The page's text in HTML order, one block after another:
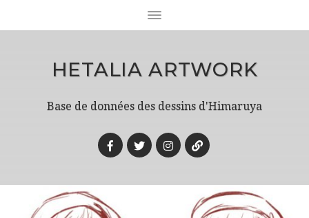
HETALIA ARTWORK
Base de données des dessins d'Himaruya